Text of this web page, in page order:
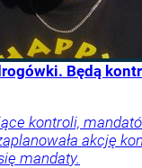
Będą
kontroli,
akcję
mandaty.